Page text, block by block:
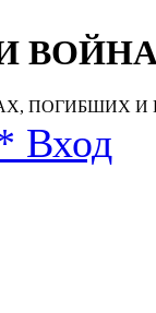
ПОГИБШИХ И
Вход